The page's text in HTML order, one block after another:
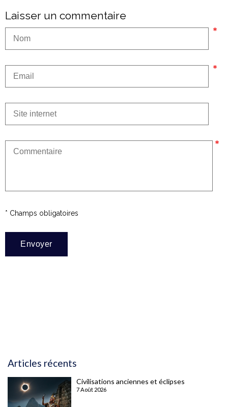
Laisser un commentaire
* Champs obligatoires
Articles récents
Civilisations anciennes et éclipses
7 Août 2026